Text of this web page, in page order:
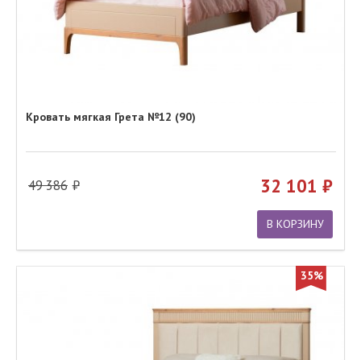
Кровать мягкая Грета №12 (90)
49 386 32 101
В КОРЗИНУ
35%